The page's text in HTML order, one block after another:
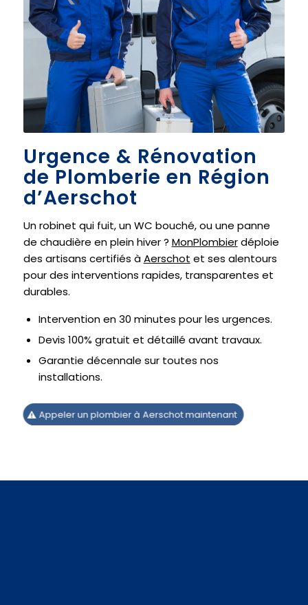
Urgence & Rénovation
de Plomberie en Région
d’Aerschot
Un robinet qui fuit, un WC bouché, ou une panne
de chaudière en plein hiver ? MonPlombierdéploie
des artisans certifiés àAerschot et ses alentours
pour des interventions rapides, transparentes et
durables.
Intervention en 30 minutes pour les urgences.
Devis 100% gratuit et détaillé avant travaux.
Garantie décennale sur toutes nos
installations.
Appeler un plombier à Aerschot maintenant